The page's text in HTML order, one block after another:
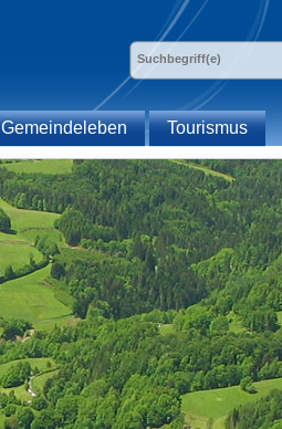
Gemeindeleben
Tourismus